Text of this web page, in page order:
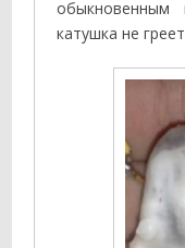
катушка не